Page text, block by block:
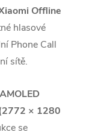
Offline
hlasové
Phone Call
sítě.
× 1280
se